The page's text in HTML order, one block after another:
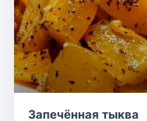
Запечённая тыква